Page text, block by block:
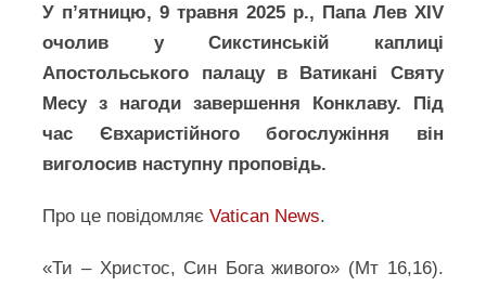
У п’ятницю, 9 травня 2025 р., Папа Лев XIV
очолив у Сикстинській каплиці
Апостольського палацу в Ватикані Святу
Месу з нагоди завершення Конклаву. Під
час Євхаристійного богослужіння він
виголосив наступну проповідь.
Про це повідомляєVatican News.
«Ти – Христос, Син Бога живого» (Мт 16,16).